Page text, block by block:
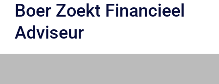
Boer Zoekt Financieel
Adviseur